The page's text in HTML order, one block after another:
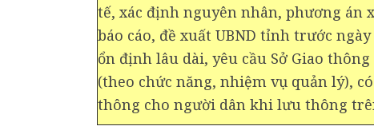
tế, xác định nguyên nhân, phương án
báo cáo, đề xuất UBND tỉnh trước
ổn định lâu dài, yêu cầu Sở Giao
(theo chức năng, nhiệm vụ quản lý),
thông cho người dân khi lưu thông